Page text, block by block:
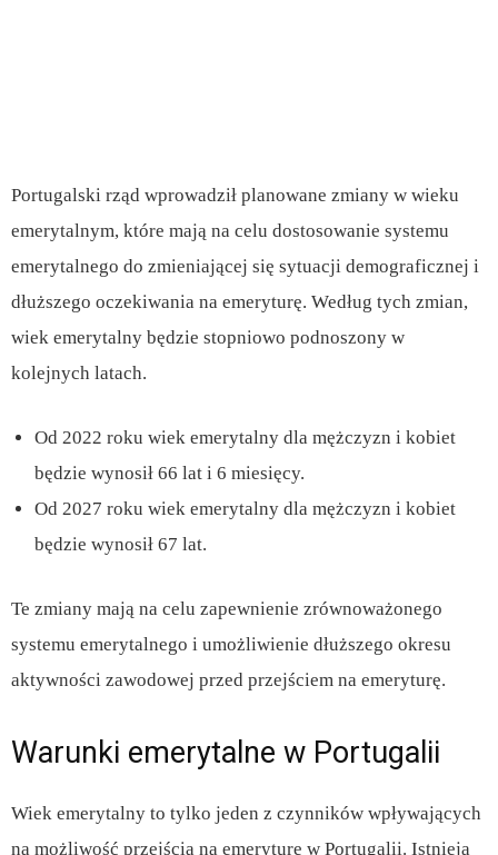
Portugalski rząd wprowadził planowane zmiany w wieku
emerytalnym, które mają na celu dostosowanie systemu
emerytalnego do zmieniającej się sytuacji demograficznej i
dłuższego oczekiwania na emeryturę. Według tych zmian,
wiek emerytalny będzie stopniowo podnoszony w
kolejnych latach.
Od 2022 roku wiek emerytalny dla mężczyzn i kobiet
będzie wynosił 66 lat i 6 miesięcy.
Od 2027 roku wiek emerytalny dla mężczyzn i kobiet
będzie wynosił 67 lat.
Te zmiany mają na celu zapewnienie zrównoważonego
systemu emerytalnego i umożliwienie dłuższego okresu
aktywności zawodowej przed przejściem na emeryturę.
Warunki emerytalne w Portugalii
Wiek emerytalny to tylko jeden z czynników wpływających
na możliwość przejścia na emeryturę w Portugalii. Istnieją